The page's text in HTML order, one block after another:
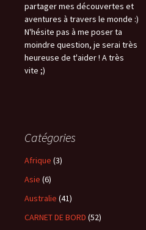
partager mes découvertes et
aventures à travers le monde :)
N'hésite pas à me poser ta
moindre question, je serai très
heureuse de t'aider ! A très
vite ;)
Catégories
Afrique (3)
Asie (6)
Australie (41)
CARNET DE BORD (52)